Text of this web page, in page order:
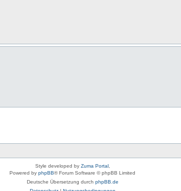
Style developed by Zuma Portal,
Powered by phpBB® Forum Software © phpBB Limited
Deutsche Übersetzung durch phpBB.de